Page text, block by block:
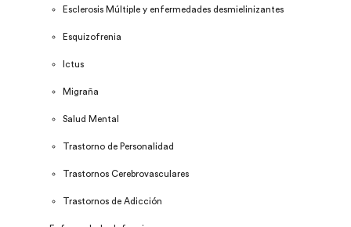
Esclerosis Múltiple y enfermedades desmielinizantes
Esquizofrenia
Ictus
Migraña
Salud Mental
Trastorno de Personalidad
Trastornos Cerebrovasculares
Trastornos de Adicción